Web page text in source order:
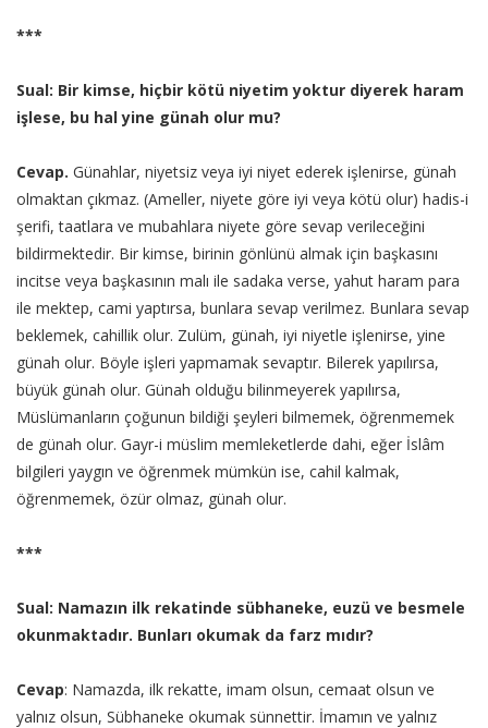
***
Sual: Bir kimse, hiçbir kötü niyetim yoktur diyerek haram
işlese, bu hal yine günah olur mu?
Cevap. Günahlar, niyetsiz veya iyi niyet ederek işlenirse, günah
olmaktan çıkmaz. (Ameller, niyete göre iyi veya kötü olur) hadis-i
şerifi, taatlara ve mubahlara niyete göre sevap verileceğini
bildirmektedir. Bir kimse, birinin gönlünü almak için başkasını
incitse veya başkasının malı ile sadaka verse, yahut haram para
ile mektep, cami yaptırsa, bunlara sevap verilmez. Bunlara sevap
beklemek, cahillik olur. Zulüm, günah, iyi niyetle işlenirse, yine
günah olur. Böyle işleri yapmamak sevaptır. Bilerek yapılırsa,
büyük günah olur. Günah olduğu bilinmeyerek yapılırsa,
Müslümanların çoğunun bildiği şeyleri bilmemek, öğrenmemek
de günah olur. Gayr-i müslim memleketlerde dahi, eğer İslâm
bilgileri yaygın ve öğrenmek mümkün ise, cahil kalmak,
öğrenmemek, özür olmaz, günah olur.
***
Sual: Namazın ilk rekatinde sübhaneke, euzü ve besmele
okunmaktadır. Bunları okumak da farz mıdır?
Cevap: Namazda, ilk rekatte, imam olsun, cemaat olsun ve
yalnız olsun, Sübhaneke okumak sünnettir. İmamın ve yalnız